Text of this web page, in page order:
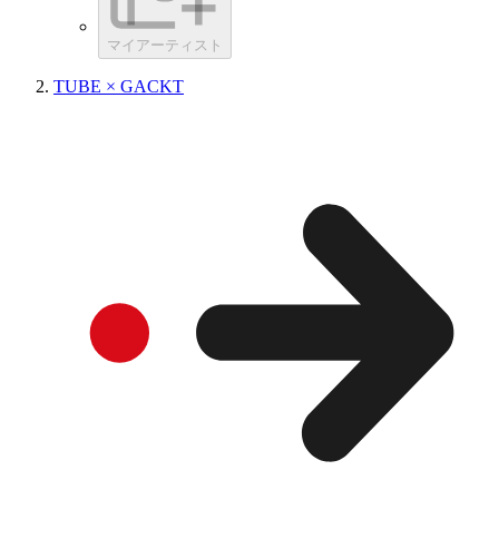
マイアーティスト
TUBE × GACKT